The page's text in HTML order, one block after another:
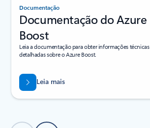
Documentação
Documentação do Azure
Boost
Leia a documentação para obter informações técnicas
detalhadas sobre o Azure Boost.
Leia mais